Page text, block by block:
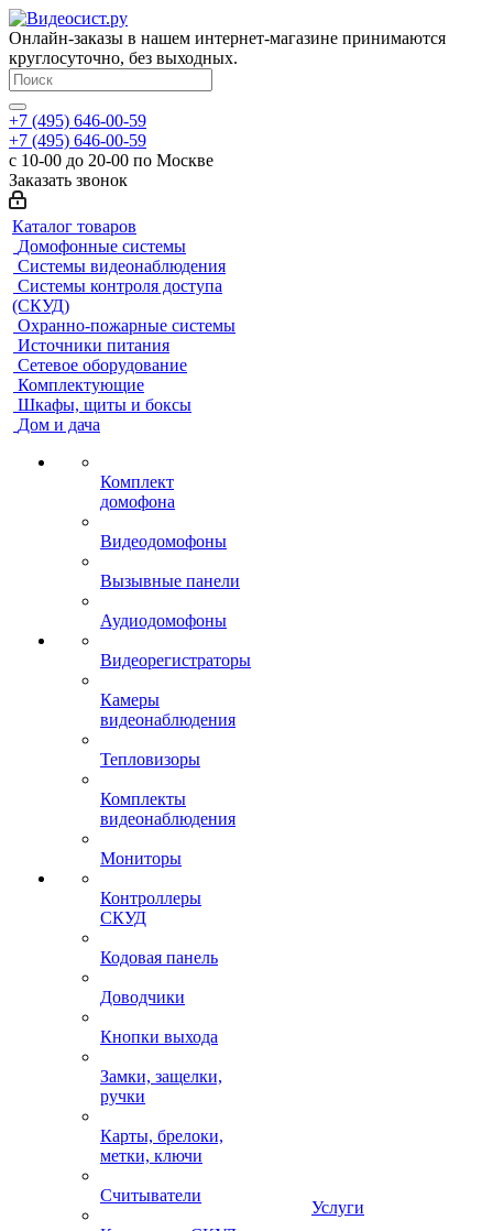
Онлайн-заказы в нашем интернет-магазине принимаются
круглосуточно, без выходных.
+7 (495) 646-00-59
+7 (495) 646-00-59
с 10-00 до 20-00 по Москве
Заказать звонок
Каталог товаров
Домофонные системы
Системы видеонаблюдения
Системы контроля доступа
(СКУД)
Охранно-пожарные системы
Источники питания
Сетевое оборудование
Комплектующие
Шкафы, щиты и боксы
Дом и дача
Комплект
домофона
Видеодомофоны
Вызывные панели
Аудиодомофоны
Видеорегистраторы
Камеры
видеонаблюдения
Тепловизоры
Комплекты
видеонаблюдения
Мониторы
Контроллеры
СКУД
Кодовая панель
Доводчики
Кнопки выхода
Замки, защелки,
ручки
Карты, брелоки,
метки, ключи
Считыватели
Услуги